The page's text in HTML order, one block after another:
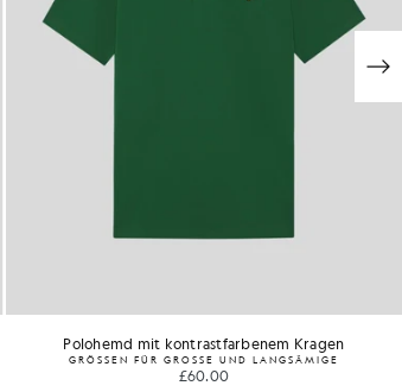
Polohemd mit kontrastfarbenem Kragen
GRÖSSEN FÜR GROSSE UND LANGSÄMIGE
£60.00